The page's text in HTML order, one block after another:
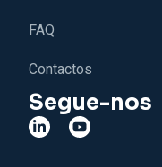
FAQ
Contactos
Segue-nos